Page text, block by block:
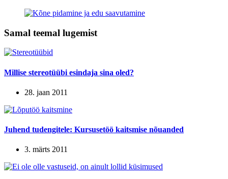
Samal teemal lugemist
Millise stereotüübi esindaja sina oled?
28. jaan 2011
Juhend tudengitele: Kursusetöö kaitsmise nõuanded
3. märts 2011